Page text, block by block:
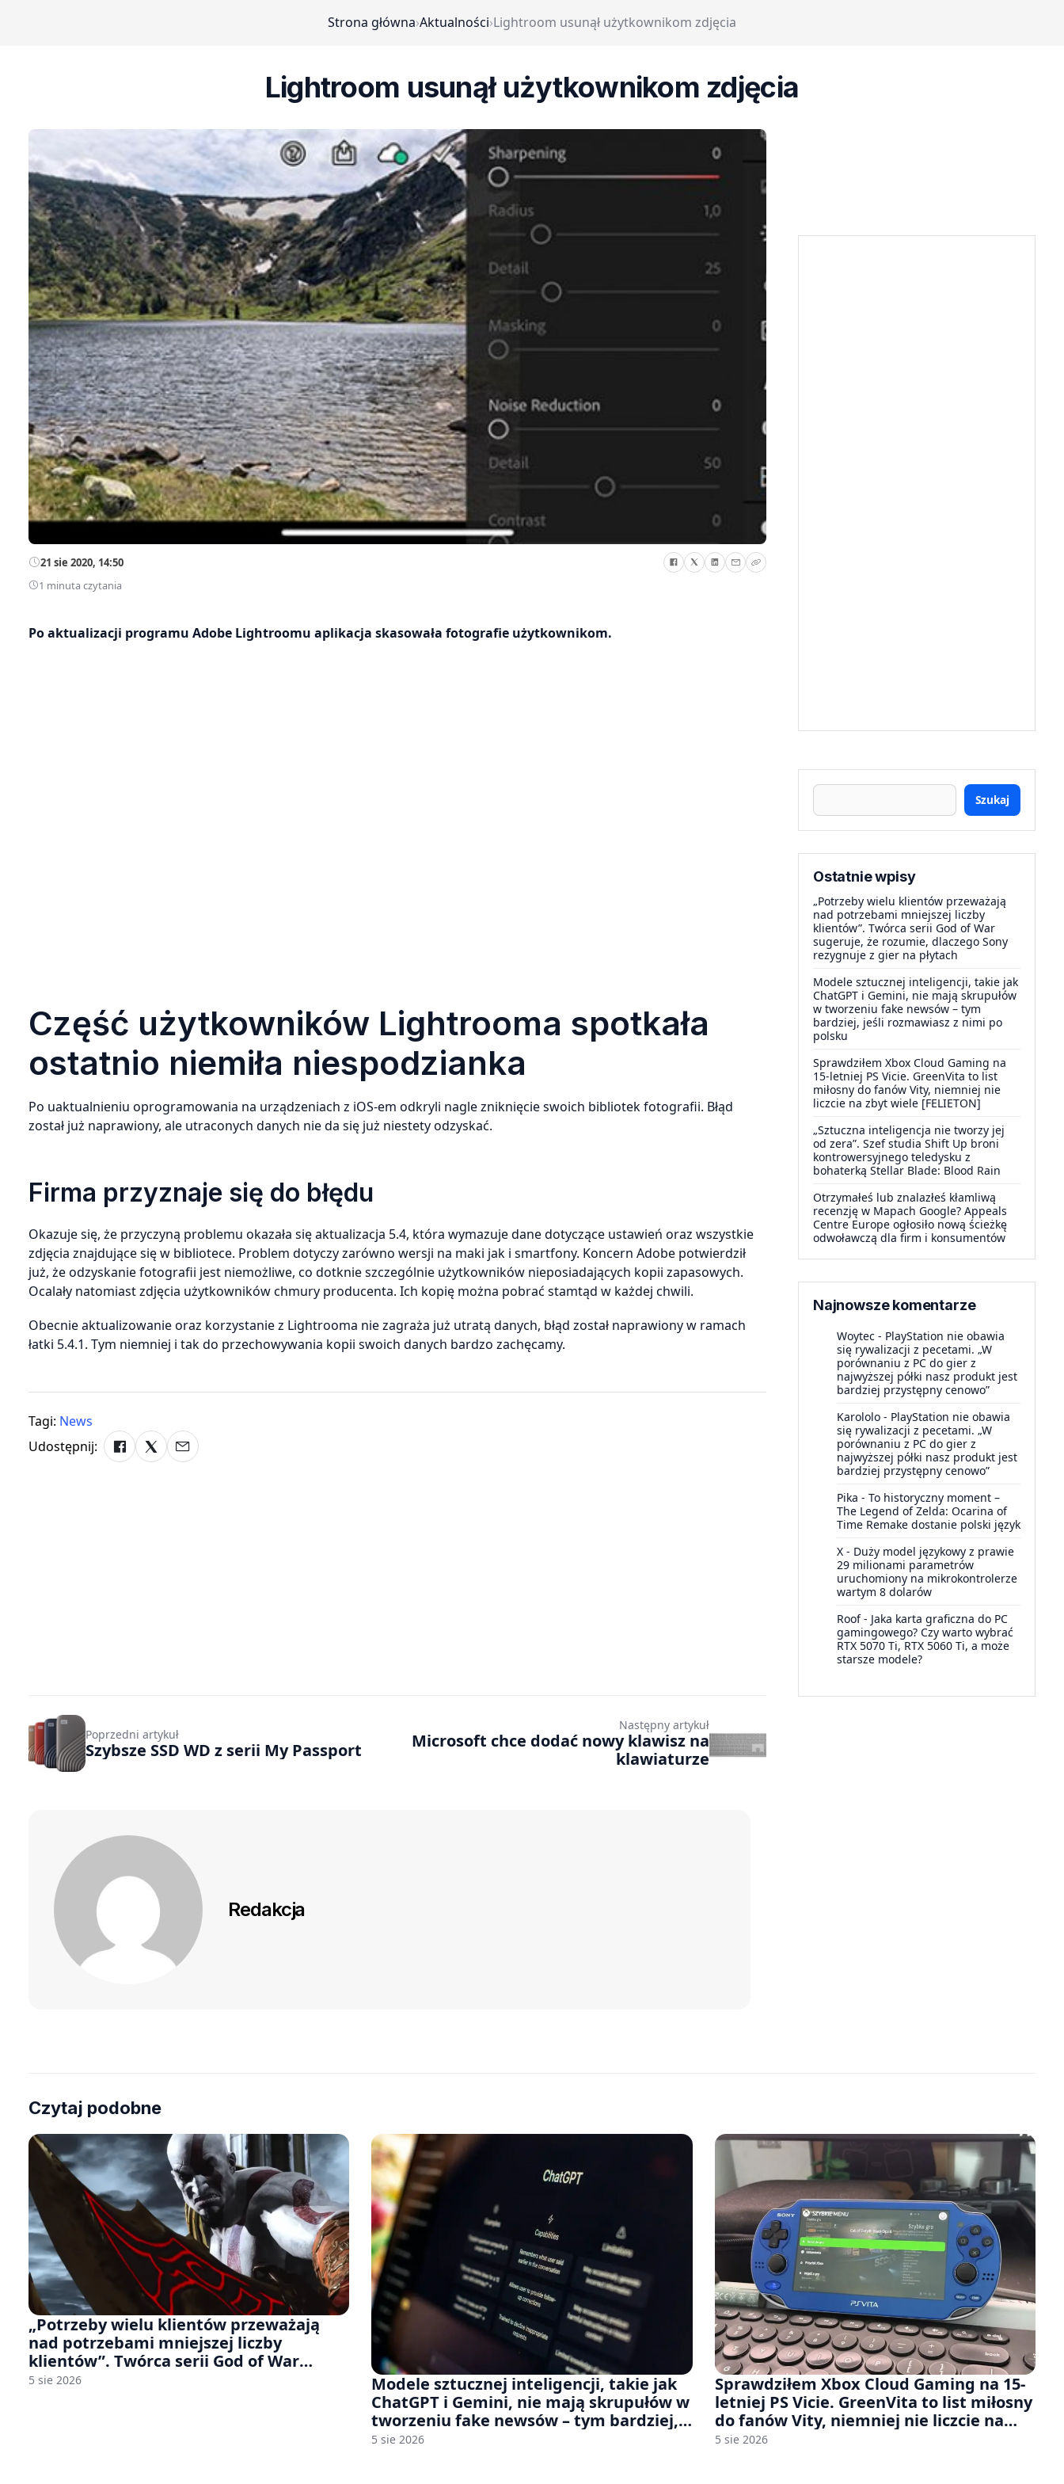
Strona główna›Aktualności›Lightroom usunął użytkownikom zdjęcia
Lightroom usunął użytkownikom zdjęcia
21 sie 2020, 14:50
1 minuta czytania
Po aktualizacji programu Adobe Lightroomu aplikacja skasowała fotografie użytkownikom.
Część użytkowników Lightrooma spotkała
ostatnio niemiła niespodzianka
Po uaktualnieniu oprogramowania na urządzeniach z iOS-em odkryli nagle zniknięcie swoich bibliotek fotografii. Błąd
został już naprawiony, ale utraconych danych nie da się już niestety odzyskać.
Firma przyznaje się do błędu
Okazuje się, że przyczyną problemu okazała się aktualizacja 5.4, która wymazuje dane dotyczące ustawień oraz wszystkie
zdjęcia znajdujące się w bibliotece. Problem dotyczy zarówno wersji na maki jak i smartfony. Koncern Adobe potwierdził
już, że odzyskanie fotografii jest niemożliwe, co dotknie szczególnie użytkowników nieposiadających kopii zapasowych.
Ocalały natomiast zdjęcia użytkowników chmury producenta. Ich kopię można pobrać stamtąd w każdej chwili.
Obecnie aktualizowanie oraz korzystanie z Lightrooma nie zagraża już utratą danych, błąd został naprawiony w ramach
łatki 5.4.1. Tym niemniej i tak do przechowywania kopii swoich danych bardzo zachęcamy.
Tagi: News
Udostępnij:
Szukaj
Ostatnie wpisy
„Potrzeby wielu klientów przeważają
nad potrzebami mniejszej liczby
klientów”. Twórca serii God of War
sugeruje, że rozumie, dlaczego Sony
rezygnuje z gier na płytach
Modele sztucznej inteligencji, takie jak
ChatGPT i Gemini, nie mają skrupułów
w tworzeniu fake newsów – tym
bardziej, jeśli rozmawiasz z nimi po
polsku
Sprawdziłem Xbox Cloud Gaming na
15-letniej PS Vicie. GreenVita to list
miłosny do fanów Vity, niemniej nie
liczcie na zbyt wiele [FELIETON]
„Sztuczna inteligencja nie tworzy jej
od zera”. Szef studia Shift Up broni
kontrowersyjnego teledysku z
bohaterką Stellar Blade: Blood Rain
Otrzymałeś lub znalazłeś kłamliwą
recenzję w Mapach Google? Appeals
Centre Europe ogłosiło nową ścieżkę
odwoławczą dla firm i konsumentów
Najnowsze komentarze
Woytec - PlayStation nie obawia
się rywalizacji z pecetami. „W
porównaniu z PC do gier z
najwyższej półki nasz produkt jest
bardziej przystępny cenowo”
Karololo - PlayStation nie obawia
się rywalizacji z pecetami. „W
porównaniu z PC do gier z
najwyższej półki nasz produkt jest
bardziej przystępny cenowo”
Pika - To historyczny moment –
The Legend of Zelda: Ocarina of
Time Remake dostanie polski język
X - Duży model językowy z prawie
29 milionami parametrów
uruchomiony na mikrokontrolerze
wartym 8 dolarów
Roof- Jaka karta graficzna do PC
gamingowego? Czy warto wybrać
RTX 5070 Ti, RTX 5060 Ti, a może
starsze modele?
Poprzedni artykuł
Szybsze SSD WD z serii My Passport
Następny artykuł
Microsoft chce dodać nowy klawisz na
klawiaturze
Redakcja
Czytaj podobne
„Potrzeby wielu klientów przeważają
nad potrzebami mniejszej liczby
klientów”. Twórca serii God of War
sugeruje, że rozumie, dlaczego Sony
5 sie 2026
Modele sztucznej inteligencji, takie jak
ChatGPT i Gemini, nie mają skrupułów w
tworzeniu fake newsów – tym bardziej,
jeśli rozmawiasz z nimi po polsku
5 sie 2026
Sprawdziłem Xbox Cloud Gaming na 15-
letniej PS Vicie. GreenVita to list miłosny
do fanów Vity, niemniej nie liczcie na
zbyt wiele [FELIETON]
5 sie 2026